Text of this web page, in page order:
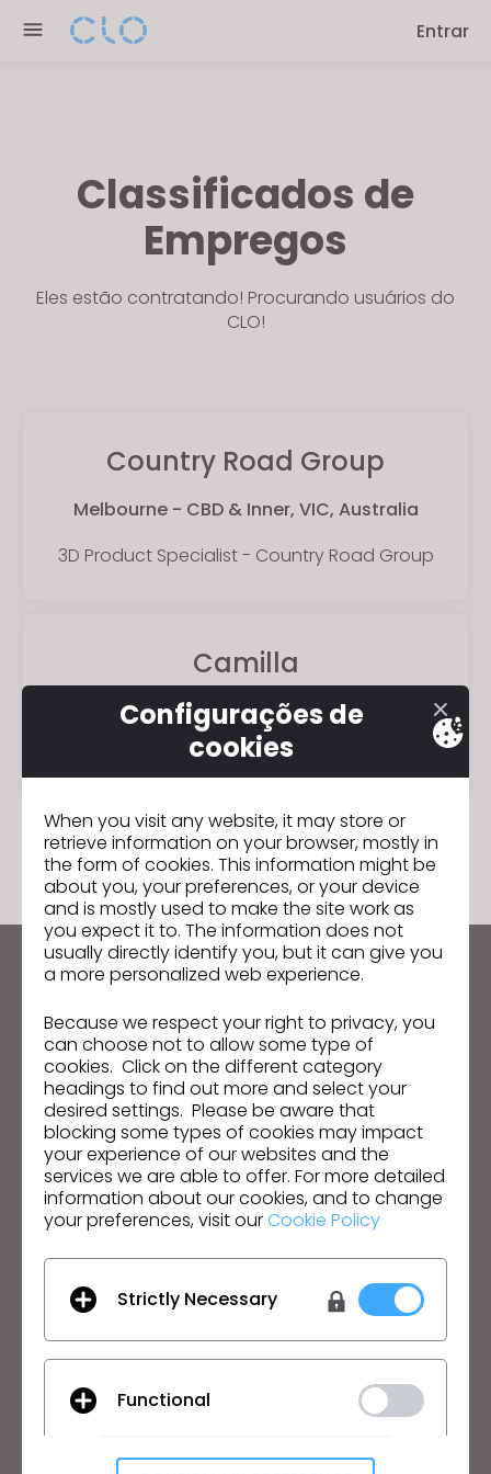
note:
accessibility
Entrar
Classificados de
Empregos
Eles estão contratando! Procurando usuários do
CLO!
Country Road Group
Melbourne - CBD & Inner, VIC, Australia
3D Product Specialist - Country Road Group
Camilla
Sydney, Australia
Digital Print Technologist
Mantenha-se atualizado com o CLO
mais.
Endereço de e-mail
Aceito asCondições Gerais de Utilização , asCondições
Adicionais do CLOe aPolítica de Privacidade.
Português
Produto
Produto
Teste Grátis
Funcionalidades
Solução
Empresarial
Acadêmico
Oportunidades de Empregos
Configurações de
cookies
When you visit any website, it may store or
retrieve information on your browser, mostly in
the form of cookies. This information might be
about you, your preferences, or your device
and is mostly used to make the site work as
you expect it to. The information does not
usually directly identify you, but it can give you
a more personalized web experience.
Because we respect your right to privacy, you
can choose not to allow some type of
cookies. Click on the different category
headings to find out more and select your
desired settings. Please be aware that
blocking some types of cookies may impact
your experience of our websites and the
services we are able to offer. For more detailed
information about our cookies, and to change
your preferences, visit ourCookie Policy
Strictly Necessary
Functional